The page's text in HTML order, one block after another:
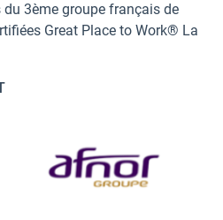
3ème groupe français de
Great Place to Work® La